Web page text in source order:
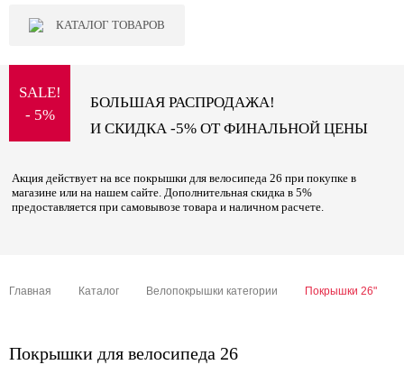
КАТАЛОГ ТОВАРОВ
SALE!
- 5%
БОЛЬШАЯ РАСПРОДАЖА!
И СКИДКА -5% ОТ ФИНАЛЬНОЙ ЦЕНЫ
Акция действует на все покрышки для велосипеда 26 при покупке в
магазине или на нашем сайте. Дополнительная скидка в 5%
предоставляется при самовывозе товара и наличном расчете.
Главная Каталог Велопокрышки категории Покрышки 26"
Покрышки для велосипеда 26